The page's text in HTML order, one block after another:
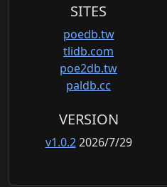
SITES
poedb.tw
tlidb.com
poe2db.tw
paldb.cc
VERSION
v1.0.22026/7/29